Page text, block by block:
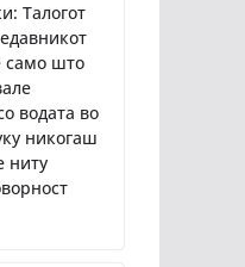
Талогот
само што
водата во
никогаш
ниту